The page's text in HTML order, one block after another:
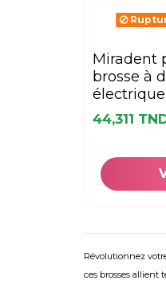
miradent prosonic
brosse à
électrique
44,311
Révolutionnez
ces brosses allient